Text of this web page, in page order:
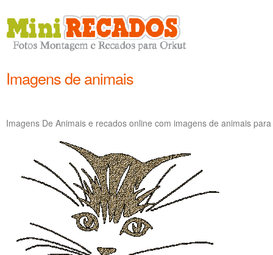
Imagens de animais
Imagens De Animais e recados online com imagens de animais